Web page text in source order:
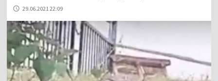
29.06.2021 22:09